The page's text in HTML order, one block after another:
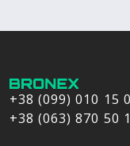
+38 (099) 010 15
+38 (063) 870 50